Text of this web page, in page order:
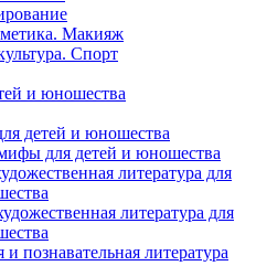
Макияж
Спорт
и юношества
детей и юношества
для детей и юношества
литература для
литература для
познавательная литература